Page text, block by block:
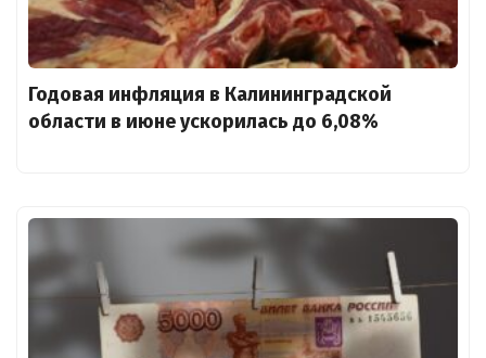
Годовая инфляция в Калининградской
области в июне ускорилась до 6,08%